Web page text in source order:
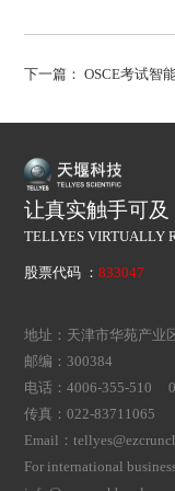
下一篇： OSCE考试智
让真实触手可及
TELLYES VIRTUALLY
股票代码 ：833047
地址：天津市华苑产业
邮编：300384
电话：4006-355-510
传真：022-83711065
Email：
For international